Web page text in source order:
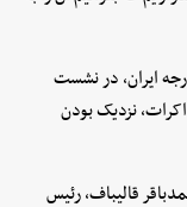
ایران، در نشست
نزدیک بودن
قالیباف، رئیس